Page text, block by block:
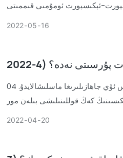
ئېكىسپورت ئومۇمىي قىممىتى
2022 05 16
04 قاتتىق دېتال ئەقلىي ئىقتىدارلىق ئۆي جاھازىلىرىنىڭ ئاچقۇچى بولىدۇ ئەنئەنىۋى ئۆي جاھازىلىرىنىڭ قۇرۇلمىسى مۇقىم بولغاچقا ، كىشىلەر پەقەت پاسسىپ ھالدا ئۆزىگە خاس ئۆي جاھازىلىرىغا ماسلىشالايدۇ.
كەڭ قوللىنىلىشى بىلەن مور
2022 04 20